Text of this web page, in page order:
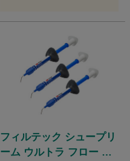
フィルテック シュープリ
ーム ウルトラ フロー コ